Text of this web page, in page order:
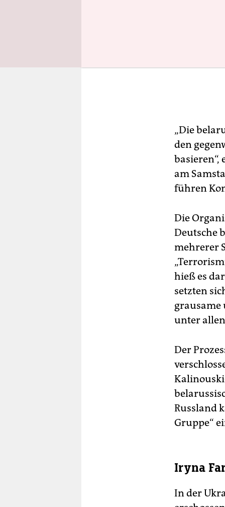
„Die
den
am
führen
Die
Deutsche
mehrerer
hieß es
setzten
grausame
unter
Der
Russland
Gruppe“
Iryna
In der